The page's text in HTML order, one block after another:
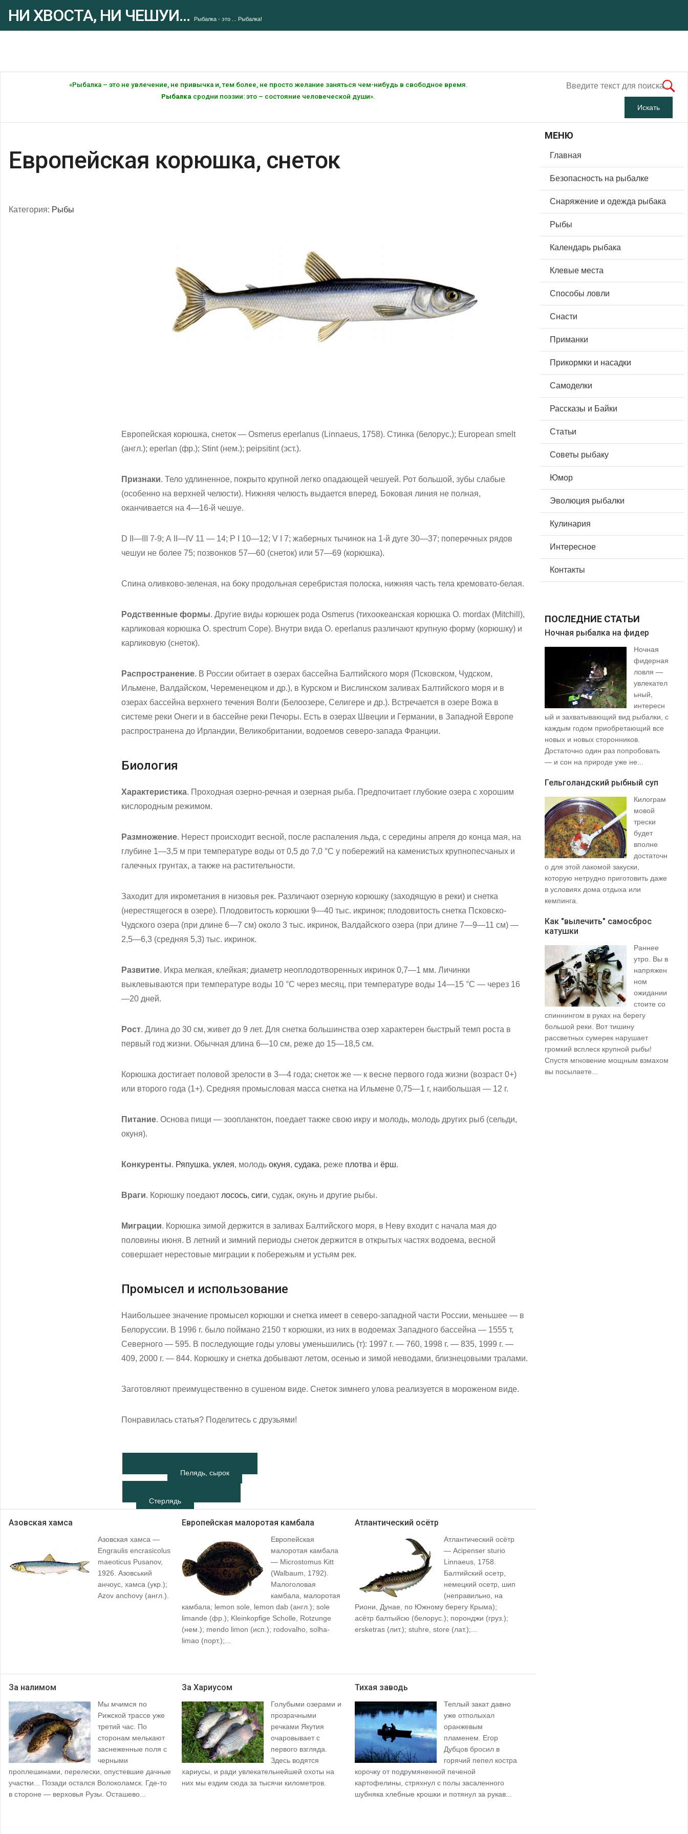
НИ ХВОСТА, НИ ЧЕШУИ... Рыбалка - это ... Рыбалка!
«Рыбалка – это не увлечение, не привычка и, тем более, не просто желание заняться чем-нибудь в свободное время.
Рыбалка сродни поэзии: это – состояние человеческой души».
Европейская корюшка, снеток
Категория: Рыбы
Европейская корюшка, снеток — Osmerus eperlanus (Linnaeus, 1758). Стинка (белорус.); European smelt
(англ.); eperlan (фр.); Stint (нем.); peipsitint (эст.).
Признаки. Тело удлиненное, покрыто крупной легко опадающей чешуей. Рот большой, зубы слабые
(особенно на верхней челюсти). Нижняя челюсть выдается вперед. Боковая линия не полная,
оканчивается на 4—16-й чешуе.
D II—III 7-9; А II—IV 11 — 14; Р I 10—12; V I 7; жаберных тычинок на 1-й дуге 30—37; поперечных рядов
чешуи не более 75; позвонков 57—60 (снеток) или 57—69 (корюшка).
Спина оливково-зеленая, на боку продольная серебристая полоска, нижняя часть тела кремовато-белая.
Родственные формы. Другие виды корюшек рода Osmerus (тихоокеанская корюшка О. mordax (Mitchill),
карликовая корюшка О. spectrum Соре). Внутри вида О. eperlanus различают крупную форму (корюшку) и
карликовую (снеток).
Распространение. В России обитает в озерах бассейна Балтийского моря (Псковском, Чудском,
Ильмене, Валдайском, Череменецком и др.), в Курском и Вислинском заливах Балтийского моря и в
озерах бассейна верхнего течения Волги (Белоозере, Селигере и др.). Встречается в озере Вожа в
системе реки Онеги и в бассейне реки Печоры. Есть в озерах Швеции и Германии, в Западной Европе
распространена до Ирландии, Великобритании, водоемов северо-запада Франции.
Биология
Характеристика. Проходная озерно-речная и озерная рыба. Предпочитает глубокие озера с хорошим
кислородным режимом.
Размножение. Нерест происходит весной, после распаления льда, с середины апреля до конца мая, на
глубине 1—3,5 м при температуре воды от 0,5 до 7,0 °C у побережий на каменистых крупнопесчаных и
галечных грунтах, а также на растительности.
Заходит для икрометания в низовья рек. Различают озерную корюшку (заходящую в реки) и снетка
(нерестящегося в озере). Плодовитость корюшки 9—40 тыс. икринок; плодовитость снетка Псковско-
Чудского озера (при длине 6—7 см) около 3 тыс. икринок, Валдайского озера (при длине 7—9—11 см) —
2,5—6,3 (средняя 5,3) тыс. икринок.
Развитие. Икра мелкая, клейкая; диаметр неоплодотворенных икринок 0,7—1 мм. Личинки
выклевываются при температуре воды 10 °C через месяц, при температуре воды 14—15 °C — через 16
—20 дней.
Рост. Длина до 30 см, живет до 9 лет. Для снетка большинства озер характерен быстрый темп роста в
первый год жизни. Обычная длина 6—10 см, реже до 15—18,5 см.
Корюшка достигает половой зрелости в 3—4 года; снеток же — к весне первого года жизни (возраст 0+)
или второго года (1+). Средняя промысловая масса снетка на Ильмене 0,75—1 г, наибольшая — 12 г.
Питание. Основа пищи — зоопланктон, поедает также свою икру и молодь, молодь других рыб (сельди,
окуня).
Конкуренты. Ряпушка, уклея, молодь окуня, судака, реже плотва и ёрш.
Враги. Корюшку поедают лосось, сиги, судак, окунь и другие рыбы.
Миграции. Корюшка зимой держится в заливах Балтийского моря, в Неву входит с начала мая до
половины июня. В летний и зимний периоды снеток держится в открытых частях водоема, весной
совершает нерестовые миграции к побережьям и устьям рек.
Промысел и использование
Наибольшее значение промысел корюшки и снетка имеет в северо-западной части России, меньшее — в
Белоруссии. В 1996 г. было поймано 2150 т корюшки, из них в водоемах Западного бассейна — 1555 т,
Северного — 595. В последующие годы уловы уменьшились (т): 1997 г. — 760, 1998 г. — 835, 1999 г. —
409, 2000 г. — 844. Корюшку и снетка добывают летом, осенью и зимой неводами, близнецовыми тралами.
Заготовляют преимущественно в сушеном виде. Снеток зимнего улова реализуется в мороженом виде.
Понравилась статья? Поделитесь с друзьями!
Пелядь, сырок
Стерлядь
Азовская хамса
Азовская хамса —
Engraulis encrasicolus
maeoticus Pusanov,
1926. Азовський
анчоус, хамса (укр.);
Azov anchovy (англ.).
Европейская малоротая камбала
Европейская
малоротая камбала
— Microstomus Kitt
(Walbaum, 1792).
Малоголовая
камбала, малоротая
камбала; lemon sole, lemon dab (англ.); sole
limande (фр.); Kleinkopfige Scholle, Rotzunge
(нем.); mendo limon (исп.); rodovalho, solha-
limao (порт.);...
Атлантический осётр
Атлантический осётр
— Acipenser sturio
Linnaeus, 1758.
Балтийский осетр,
немецкий осетр, шип
(неправильно, на
Риони, Дунае, по Южному берегу Крыма);
асётр балтыйсю (белорус.); поронджи (груз.);
ersketras (лит.); stuhre, store (лат.);...
За налимом
Мы мчимся по
Рижской трассе уже
третий час. По
сторонам мелькают
заснеженные поля с
черными
проплешинами, перелески, опустевшие дачные
участки... Позади остался Волоколамск. Где-то
в стороне — верховья Рузы. Осташево...
За Хариусом
Голубыми озерами и
прозрачными
речками Якутия
очаровывает с
первого взгляда.
Здесь водятся
хариусы, и ради увлекательнейшей охоты на
них мы ездим сюда за тысячи километров.
Тихая заводь
Теплый закат давно
уже отполыхал
оранжевым
пламенем. Егор
Дубцов бросил в
горячий пепел костра
корочку от подрумяненной печеной
картофелины, стряхнул с полы засаленного
шубняка хлебные крошки и потянул за рукав...
МЕНЮ
Главная
Безопасность на рыбалке
Снаряжение и одежда рыбака
Рыбы
Календарь рыбака
Клевые места
Способы ловли
Снасти
Приманки
Прикормки и насадки
Самоделки
Рассказы и Байки
Статьи
Советы рыбаку
Юмор
Эволюция рыбалки
Кулинария
Интересное
Контакты
ПОСЛЕДНИЕ СТАТЬИ
Ночная рыбалка на фидер
Ночная
фидерная
ловля —
увлекател
ьный,
интересн
ый и захватывающий вид рыбалки, с
каждым годом приобретающий все
новых и новых сторонников.
Достаточно один раз попробовать
— и сон на природе уже не...
Гельголандский рыбный суп
Килограм
мовой
трески
будет
вполне
достаточн
о для этой лакомой закуски,
которую нетрудно приготовить даже
в условиях дома отдыха или
кемпинга.
Как "вылечить" самосброс
катушки
Раннее
утро. Вы в
напряжен
ном
ожидании
стоите со
спиннингом в руках на берегу
большой реки. Вот тишину
рассветных сумерек нарушает
громкий всплеск крупной рыбы!
Спустя мгновение мощным взмахом
вы посылаете...